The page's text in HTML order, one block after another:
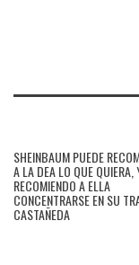
SHEINBAUM PUEDE
A LA DEA LO QUE QUIERA,
RECOMIENDO A ELLA
CONCENTRARSE EN SU
CASTAÑEDA